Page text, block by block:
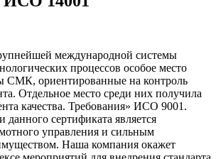
международной системы
процессов особое место
СМК, ориентированные на контроль
Отдельное место среди них получила
качества. Требования» ИСО 9001.
сертификата является
управления и сильным
Наша компания окажет